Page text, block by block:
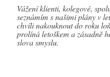
Vážení klienti, kolegové,
seznámím s našimi plány v
chvíli nakouknout do roku
prolíná letoškem a zásadně
slova smyslu.